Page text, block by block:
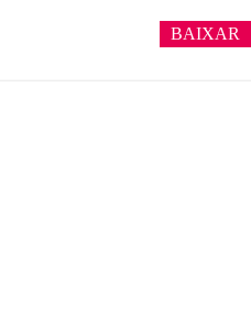
BAIXAR